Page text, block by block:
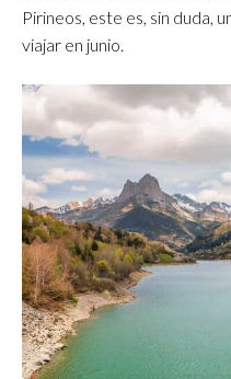
Pirineos, este es, sin duda,
viajar en junio.